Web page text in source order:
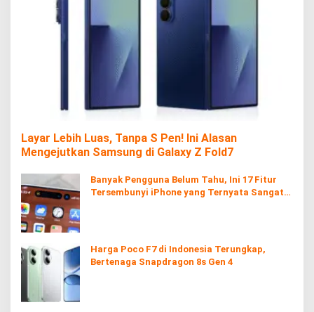
Layar Lebih Luas, Tanpa S Pen! Ini Alasan
Mengejutkan Samsung di Galaxy Z Fold7
Banyak Pengguna Belum Tahu, Ini 17 Fitur
Tersembunyi iPhone yang Ternyata Sangat
Harga Poco F7 di Indonesia Terungkap,
Bertenaga Snapdragon 8s Gen 4